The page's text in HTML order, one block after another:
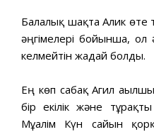
Балалық шақта Алик
әңгімелері бойынша, ол
келмейтін жағдай болды.
Ең көп сабақ Агил
бір екілік және
Мұғалім Күн сайын